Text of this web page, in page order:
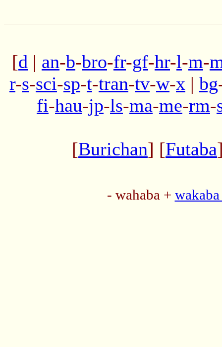
[d | an-b-bro-fr-gf-hr-l-m-
r-s-sci-sp-t-tran-tv-w-x | bg
fi-hau-jp-ls-ma-me-rm-
[Burichan] [Futaba
- wahaba +